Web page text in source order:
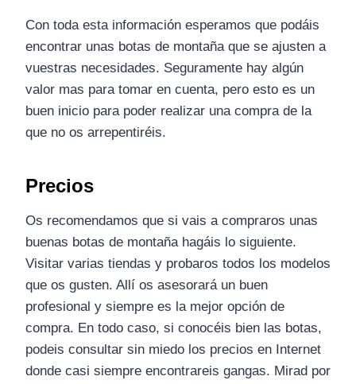
Con toda esta información esperamos que podáis
encontrar unas botas de montaña que se ajusten a
vuestras necesidades. Seguramente hay algún
valor mas para tomar en cuenta, pero esto es un
buen inicio para poder realizar una compra de la
que no os arrepentiréis.
Precios
Os recomendamos que si vais a compraros unas
buenas botas de montaña hagáis lo siguiente.
Visitar varias tiendas y probaros todos los modelos
que os gusten. Allí os asesorará un buen
profesional y siempre es la mejor opción de
compra. En todo caso, si conocéis bien las botas,
podeis consultar sin miedo los precios en Internet
donde casi siempre encontrareis gangas. Mirad por